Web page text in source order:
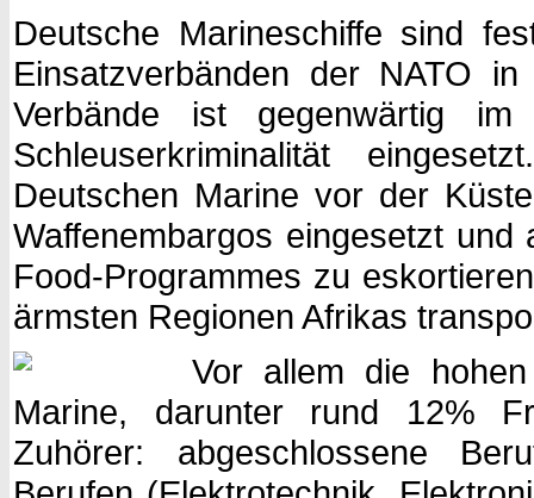
Deutsche Marineschiffe sind
Einsatzverbänden der NATO
Verbände ist gegenwärtig
Schleuserkriminalität
Deutschen Marine vor der
Waffenembargos eingesetzt
Food-Programmes zu
ärmsten Regionen Afrikas
Vor allem die
Marine, darunter rund 12%
Zuhörer: abgeschlossene